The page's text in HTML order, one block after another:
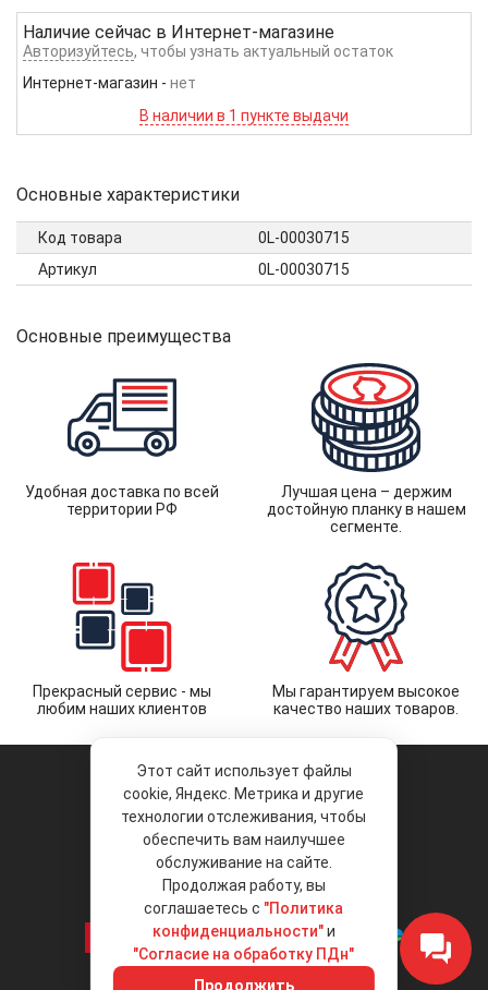
Наличие сейчас в Интернет-магазине
Авторизуйтесь, чтобы узнать актуальный остаток
Интернет-магазин - нет
В наличии в 1 пункте выдачи
Основные характеристики
Код товара
0L-00030715
Артикул
0L-00030715
Основные преимущества
Удобная доставка по всей
территории РФ
Лучшая цена – держим
достойную планку в нашем
сегменте.
Прекрасный сервис - мы
любим наших клиентов
Мы гарантируем высокое
качество наших товаров.
© 2026 «Liberty Project».
Аксессуары и запчасти оптом.
Положение об обработке и защите
персональных данных
Интернет-магазин
Этот сайт использует файлы
cookie, Яндекс. Метрика и другие
технологии отслеживания, чтобы
обеспечить вам наилучшее
обслуживание на сайте.
Продолжая работу, вы
соглашаетесь с "Политика
конфиденциальности"и
"Согласие на обработку ПДн"